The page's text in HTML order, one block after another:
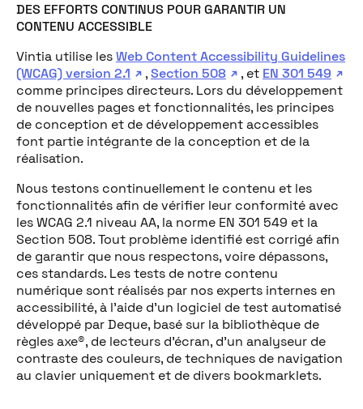
DES EFFORTS CONTINUS POUR GARANTIR UN
CONTENU ACCESSIBLE
Vintia utilise lesWeb Content Accessibility Guidelines
(WCAG) version 2.1
,Section 508 , et EN 301 549
comme principes directeurs. Lors du développement
de nouvelles pages et fonctionnalités, les principes
de conception et de développement accessibles
font partie intégrante de la conception et de la
réalisation.
Nous testons continuellement le contenu et les
fonctionnalités afin de vérifier leur conformité avec
les WCAG 2.1 niveau AA, la norme EN 301 549 et la
Section 508. Tout problème identifié est corrigé afin
de garantir que nous respectons, voire dépassons,
ces standards. Les tests de notre contenu
numérique sont réalisés par nos experts internes en
accessibilité, à l’aide d’un logiciel de test automatisé
développé par Deque, basé sur la bibliothèque de
règles axe®, de lecteurs d’écran, d’un analyseur de
contraste des couleurs, de techniques de navigation
au clavier uniquement et de divers bookmarklets.